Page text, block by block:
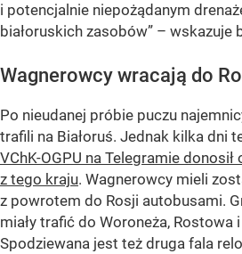
i potencjalnie niepożądanym
białoruskich zasobów” – wskazuje
Wagnerowcy wracają do
Po nieudanej próbie puczu
trafili na Białoruś. Jednak kilka dni
VChK-OGPU na Telegramie donosił
z tego kraju. Wagnerowcy mieli
z powrotem do Rosji autobusami.
miały trafić do Woroneża, Rostowa
Spodziewana jest też druga fala